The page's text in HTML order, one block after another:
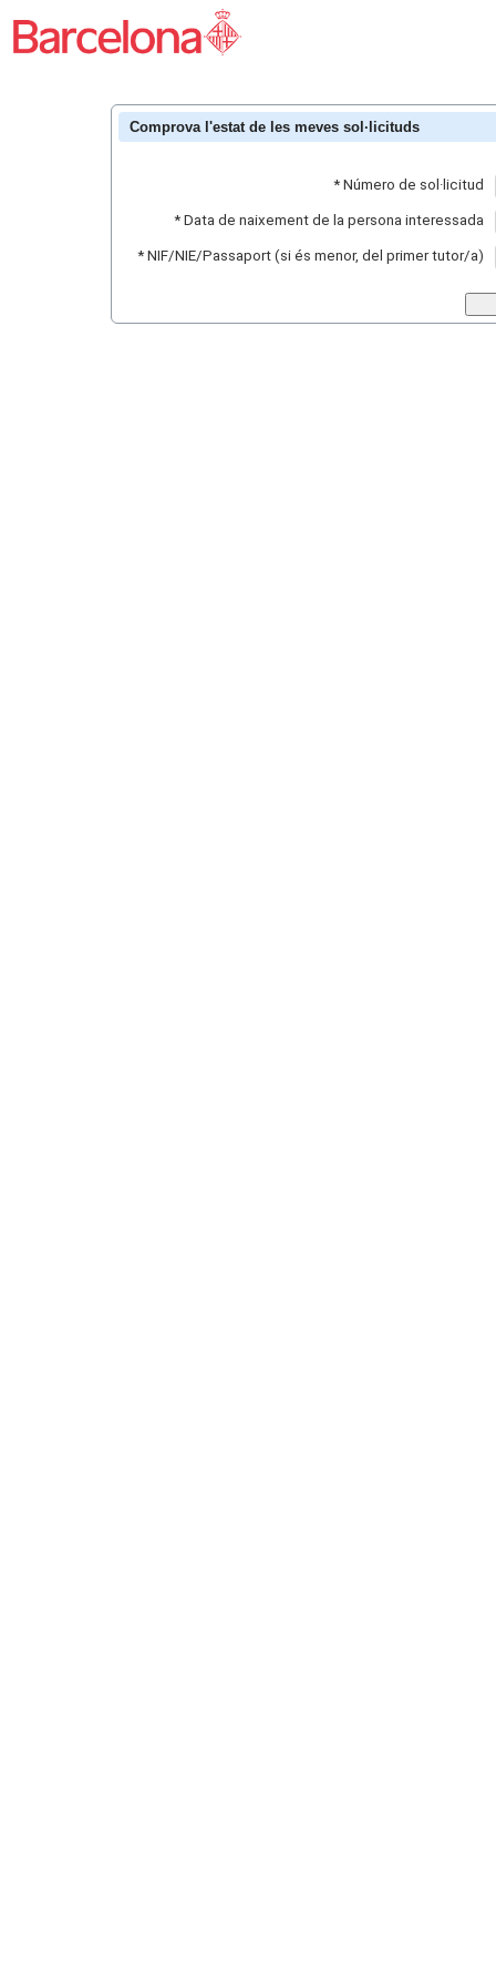
Comprova l'estat de les meves sol·licituds
* Número de sol·licitud
* Data de naixement de la persona interessada
* NIF/NIE/Passaport (si és menor, del primer tutor/a)